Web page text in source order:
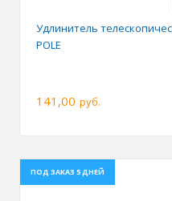
Удлинитель
POLE
141,00 руб.
ПОД ЗАКАЗ 5 ДНЕЙ